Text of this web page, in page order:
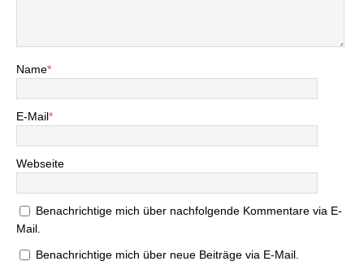
Name*
E-Mail*
Webseite
Benachrichtige mich über nachfolgende Kommentare via E-
Mail.
Benachrichtige mich über neue Beiträge via E-Mail.